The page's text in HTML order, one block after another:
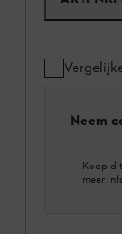
Neem
Koop
meer